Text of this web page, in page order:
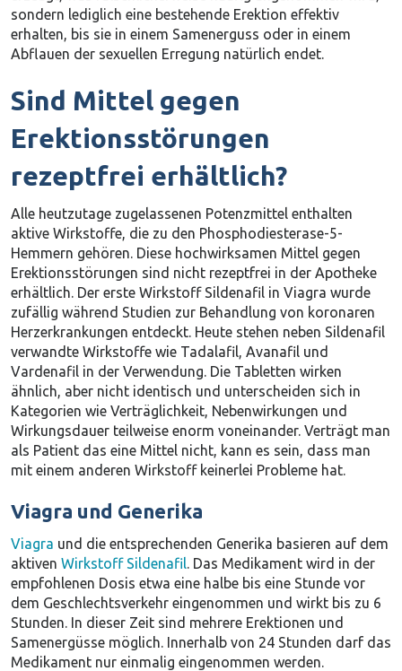
sondern lediglich eine bestehende Erektion effektiv
erhalten, bis sie in einem Samenerguss oder in einem
Abflauen der sexuellen Erregung natürlich endet.
Sind Mittel gegen
Erektionsstörungen
rezeptfrei erhältlich?
Alle heutzutage zugelassenen Potenzmittel enthalten
aktive Wirkstoffe, die zu den Phosphodiesterase-5-
Hemmern gehören. Diese hochwirksamen Mittel gegen
Erektionsstörungen sind nicht rezeptfrei in der Apotheke
erhältlich. Der erste Wirkstoff Sildenafil in Viagra wurde
zufällig während Studien zur Behandlung von koronaren
Herzerkrankungen entdeckt. Heute stehen neben Sildenafil
verwandte Wirkstoffe wie Tadalafil, Avanafil und
Vardenafil in der Verwendung. Die Tabletten wirken
ähnlich, aber nicht identisch und unterscheiden sich in
Kategorien wie Verträglichkeit, Nebenwirkungen und
Wirkungsdauer teilweise enorm voneinander. Verträgt man
als Patient das eine Mittel nicht, kann es sein, dass man
mit einem anderen Wirkstoff keinerlei Probleme hat.
Viagra und Generika
Viagra und die entsprechenden Generika basieren auf dem
aktiven Wirkstoff Sildenafil. Das Medikament wird in der
empfohlenen Dosis etwa eine halbe bis eine Stunde vor
dem Geschlechtsverkehr eingenommen und wirkt bis zu 6
Stunden. In dieser Zeit sind mehrere Erektionen und
Samenergüsse möglich. Innerhalb von 24 Stunden darf das
Medikament nur einmalig eingenommen werden.